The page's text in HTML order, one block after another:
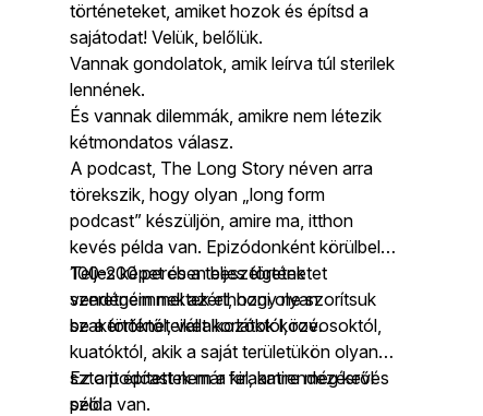
történeteket, amiket hozok és építsd a
sajátodat! Velük, belőlük.
Vannak gondolatok, amik leírva túl sterilek
lennének.
És vannak dilemmák, amikre nem létezik
kétmondatos válasz.
A podcast, The Long Story néven arra
törekszik, hogy olyan „long form
podcast” készüljön, amire ma, itthon
kevés példa van. Epizódonként körülbelül
100-200 percben beszélgetek
vendégeimmel azért, hogy ne szorítsuk
be a történeteiket korlátok közé.
Teljes képet és a teljes történetet
szeretném nektek elhozni olyan
szakértőktől, vállalkozóktól, rovosoktól,
kuatóktól, akik a saját területükön olyan
sztorit építettek már fel, amire még kevés
példa van.
Ez a podcast nem a kirakatrendezésről
szól.